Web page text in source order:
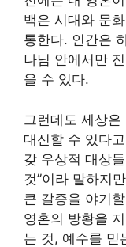
백은 시대와 문
통한다. 인간은
나님 안에서만
을 수 있다.
그런데도 세상
대신할 수 있다
갖 우상적 대상
것”이라 말하지
큰 갈증을 야기
영혼의 방황을
는 것, 예수를 믿